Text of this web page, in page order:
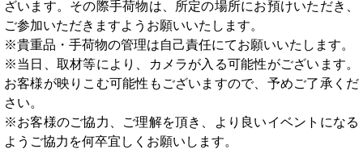
ざいます。その際手荷物は、所定の場所にお預けいただき、
ご参加いただきますようお願いいたします。
※貴重品・手荷物の管理は自己責任にてお願いいたします。
※当日、取材等により、カメラが入る可能性がございます。
お客様が映りこむ可能性もございますので、予めご了承くだ
さい。
※お客様のご協力、ご理解を頂き、より良いイベントになる
ようご協力を何卒宜しくお願いします。